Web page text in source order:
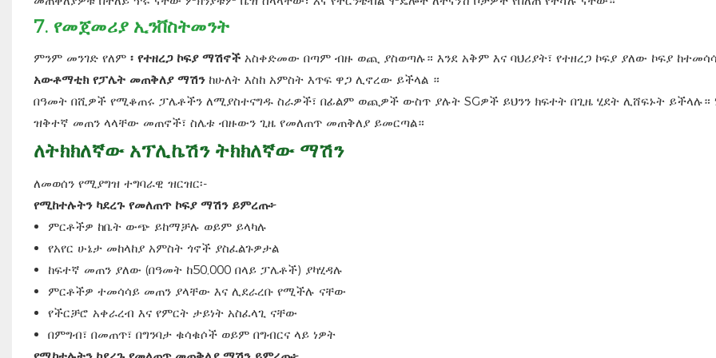
7. የመጀመሪያ ኢንቨስትመንት
ምንም መንገድ የለም ፡ የተዘረጋ ኮፍያ ማሽኖችአስቀድመው በጣም ብዙ ወጪ ያስወጣሉ። እንደ አቅም እና ባህሪያት፣ የተዘረጋ ኮፍያ ያለው ኮፍያ
አውቶማቲክ የፓሌት መጠቅለያ ማሽን ከሁለት እስከ አምስት እጥፍ ዋጋ ሊኖረው ይችላል ።
በዓመት በሺዎች የሚቆጠሩ ፓሌቶችን ለሚያስተናግዱ ስራዎች፣ በፊልም ወጪዎች ውስጥ ያሉት SGዎች ይህንን ክፍተት በጊዜ ሂደት ሊሸፍኑት ይችላሉ።
ዝቅተኛ መጠን ላላቸው መጠኖች፣ ስሌቱ ብዙውን ጊዜ የመለጠጥ መጠቅለያ ይመርጣል።
ለትክክለኛው አፕሊኬሽን ትክክለኛው ማሽን
ለመወሰን የሚያግዝ ተግባራዊ ዝርዝር፡-
የሚከተሉትን ካደረጉ የመለጠጥ ኮፍያ ማሽን ይምረጡ፦
ምርቶችዎ ከቤት ውጭ ይከማቻሉ ወይም ይላካሉ
የአየር ሁኔታ መከላከያ አምስት ጎኖች ያስፈልጉዎታል
ከፍተኛ መጠን ያለው (በዓመት ከ50,000 በላይ ፓሌቶች) ያካሂዳሉ
ምርቶችዎ ተመሳሳይ መጠን ያላቸው እና ሊደራረቡ የሚችሉ ናቸው
የችርቻሮ አቀራረብ እና የምርት ታይነት አስፈላጊ ናቸው
በምግብ፣ በመጠጥ፣ በግንባታ ቁሳቁሶች ወይም በግብርና ላይ ነዎት